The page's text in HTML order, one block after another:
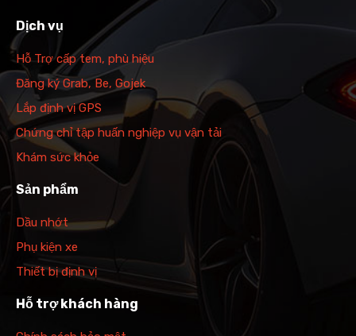
Dịch vụ
Hỗ Trợ cấp tem, phù hiệu
Đăng ký Grab, Be, Gojek
Lắp định vị GPS
Chứng chỉ tập huấn nghiệp vụ vận tải
Khám sức khỏe
Sản phẩm
Dầu nhớt
Phụ kiện xe
Thiết bị định vị
Hỗ trợ khách hàng